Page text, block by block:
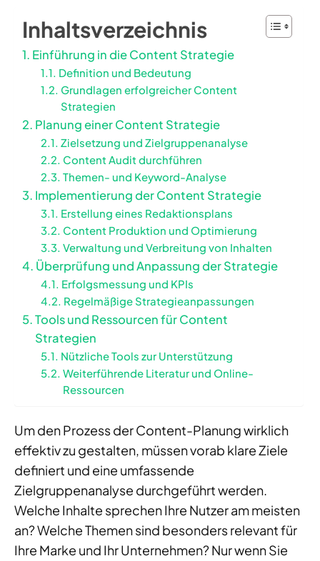
Inhaltsverzeichnis
Einführung in die Content Strategie
Definition und Bedeutung
Grundlagen erfolgreicher Content
Strategien
Planung einer Content Strategie
Zielsetzung und Zielgruppenanalyse
Content Audit durchführen
Themen- und Keyword-Analyse
Implementierung der Content Strategie
Erstellung eines Redaktionsplans
Content Produktion und Optimierung
Verwaltung und Verbreitung von Inhalten
Überprüfung und Anpassung der Strategie
Erfolgsmessung und KPIs
Regelmäßige Strategieanpassungen
Tools und Ressourcen für Content
Strategien
Nützliche Tools zur Unterstützung
Weiterführende Literatur und Online-
Ressourcen
Um den Prozess der Content-Planung wirklich
effektiv zu gestalten, müssen vorab klare Ziele
definiert und eine umfassende
Zielgruppenanalyse durchgeführt werden.
Welche Inhalte sprechen Ihre Nutzer am meisten
an? Welche Themen sind besonders relevant für
Ihre Marke und Ihr Unternehmen? Nur wenn Sie